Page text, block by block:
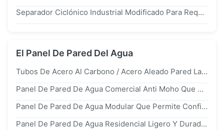
Separador Ciclónico Industrial Modificado Para Requisitos Particulares Para Las Calderas Industriales Y Las Calderas De CFB
El Panel De Pared Del Agua
Tubos De Acero Al Carbono / Acero Aleado Pared Lateral Superior Izquierda De Caldera Para Calderas Industriales Y Calderas De Centrales Eléctricas
Panel De Pared De Agua Comercial Anti Moho Que Previene El Crecimiento Microbiano Y Garantiza La Circulación De Agua Limpia En Entornos Comerciales
Panel De Pared De Agua Modular Que Permite Configuraciones Flexibles Mejorando El Atractivo Estético En Entornos Urbanos Y De Jardín
Panel De Pared De Agua Residencial Ligero Y Duradero Que Proporciona Soluciones Decorativas Interiores Y Exteriores Residenciales Duraderas